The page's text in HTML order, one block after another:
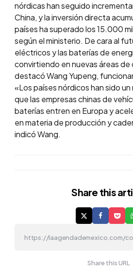
nórdicas han seguido
China, y la inversión directa
países ha superado los 15.000
según el ministerio. De cara al
eléctricos y las baterías de
convirtiendo en nuevas áreas
destacó Wang Yupeng,
«Los países nórdicos han sido
que las empresas chinas de
baterías entren en Europa y
en materia de producción y
indicó Wang.
Share this
Share this URL